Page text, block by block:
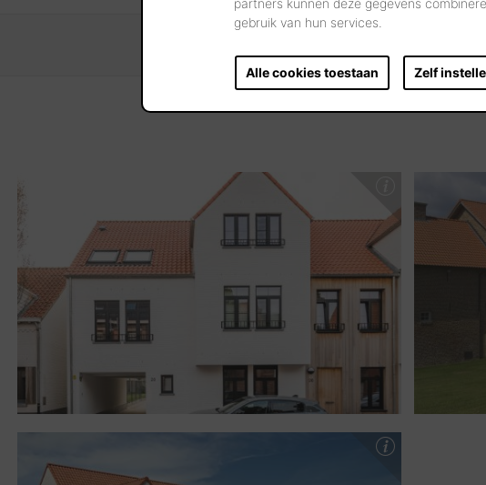
partners kunnen deze gegevens
gebruik van hun services.
Alle cookies toestaan Zelf